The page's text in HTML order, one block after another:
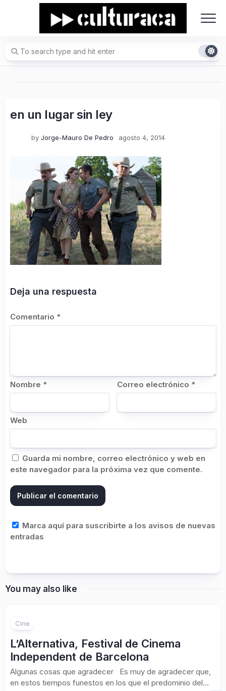
en un lugar sin ley
by Jorge-Mauro De Pedro agosto 4, 2014
Deja una respuesta
Comentario *
Nombre * Correo electrónico *
Web
Guarda mi nombre, correo electrónico y web en
este navegador para la próxima vez que comente.
Marca aquí para suscribirte a los avisos de nuevas
entradas
You may also like
Cine
L’Alternativa, Festival de Cinema
Independent de Barcelona
Algunas cosas que agradecer Es muy de agradecer que,
en estos tiempos funestos en los que el predominio del...